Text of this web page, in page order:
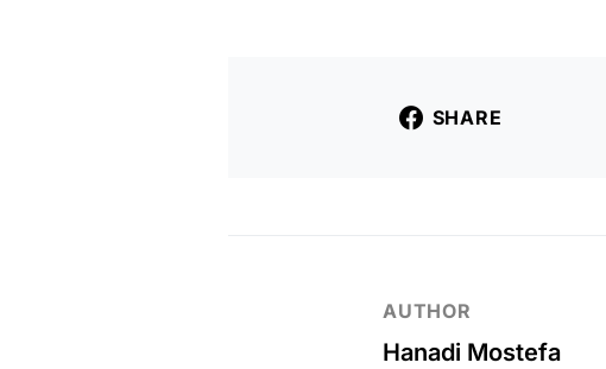
SHARE
AUTHOR
Hanadi Mostefa